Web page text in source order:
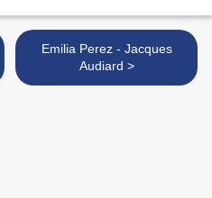
Emilia Perez - Jacques
Audiard >